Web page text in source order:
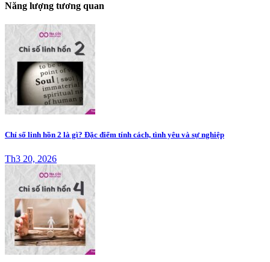
Năng lượng tương quan
Chỉ số linh hồn 2 là gì? Đặc điểm tính cách, tình yêu và sự nghiệp
Th3 20, 2026